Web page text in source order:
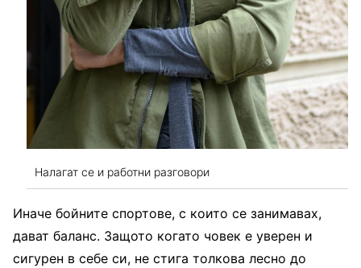
Налагат се и работни разговори
Иначе бойните спортове, с които се занимавах,
дават баланс. Защото когато човек е уверен и
сигурен в себе си, не стига толкова лесно до